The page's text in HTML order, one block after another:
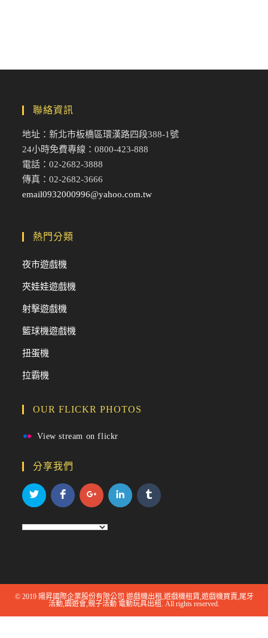
聯絡資訊
地址：新北市板橋區環漢路四段388-1號
24小時免費專線：0800-423-888
電話：02-2682-3888
傳真：02-2682-3666
email0932000996@yahoo.com.tw
熱門分類
夜市遊戲機
夾娃娃遊戲機
射擊遊戲機
籃球機遊戲機
扭蛋機
拉霸機
OUR FLICKR PHOTOS
View stream on flickr
分享我們
© 2019 陽昇國際企業股份有限公司 遊戲機出租,遊戲機租賃,遊戲機買賣,尾牙
活動,園遊會,親子活動 電動玩具出租. All rights reserved.